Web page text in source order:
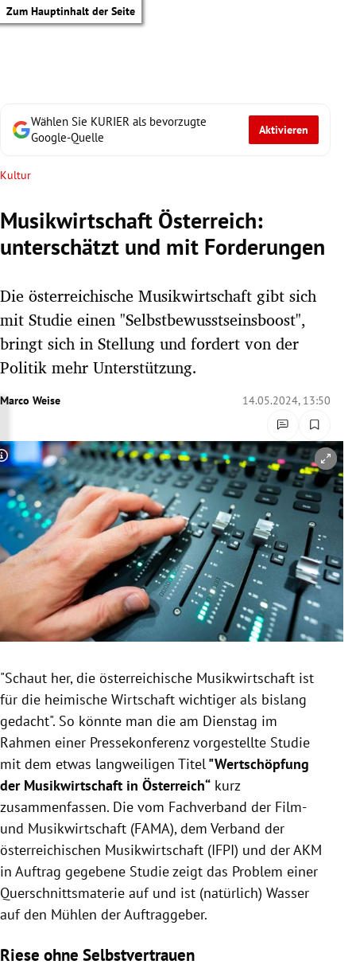
Zum Hauptinhalt der Seite
Untermenü
Untermenü
Untermenü
Untermenü
Untermenü
Untermenü
Untermenü
Untermenü
Untermenü
Wählen Sie KURIER als bevorzugte
Google-Quelle
Aktivieren
Kultur
Musikwirtschaft Österreich:
unterschätzt und mit Forderungen
Die österreichische Musikwirtschaft gibt sich
mit Studie einen "Selbstbewusstseinsboost",
bringt sich in Stellung und fordert von der
Politik mehr Unterstützung.
Marco Weise 14.05.2024, 13:50
Copyright-Hinweis öffnen/schließen
"Schaut her, die österreichische Musikwirtschaft ist
für die heimische Wirtschaft wichtiger als bislang
gedacht". So könnte man die am Dienstag im
Rahmen einer Pressekonferenz vorgestellte Studie
mit dem etwas langweiligen Titel"Wertschöpfung
der Musikwirtschaft in Österreich“ kurz
zusammenfassen. Die vom Fachverband der Film-
und Musikwirtschaft (FAMA), dem Verband der
österreichischen Musikwirtschaft (IFPI) und der AKM
in Auftrag gegebene Studie zeigt das Problem einer
Querschnittsmaterie auf und ist (natürlich) Wasser
auf den Mühlen der Auftraggeber.
Riese ohne Selbstvertrauen